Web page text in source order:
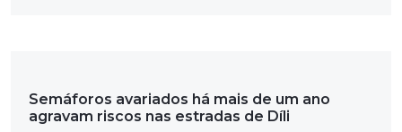
Semáforos avariados há mais de um ano
agravam riscos nas estradas de Díli